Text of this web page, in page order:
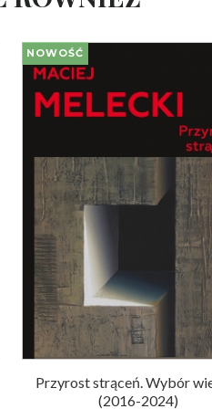
NOWOŚĆ
Przyrost strąceń. Wybór
(2016-2024)